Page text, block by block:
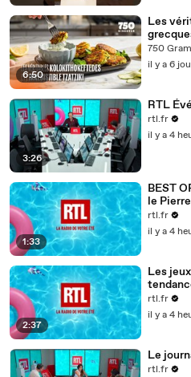
6:50
Les
750
il y a 6
3:26
RTL
rtl.fr
il y a 4
1:33
BEST
le
rtl.fr
il y a 4
2:37
Les
rtl.fr
il y a 4
Le
rtl.fr